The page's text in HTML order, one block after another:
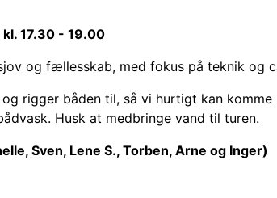
17.30 - 19.00
og fællesskab, med fokus på teknik og
rigger båden til, så vi hurtigt kan
Husk at medbringe vand til turen.
Sven, Lene S., Torben, Arne og Inger)